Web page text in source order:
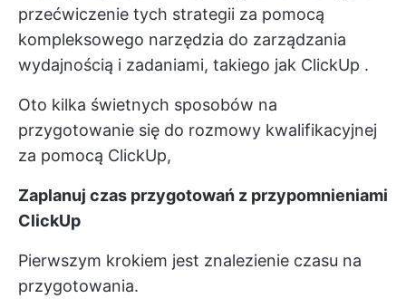
przećwiczenie tych strategii za pomocą
kompleksowego narzędzia do zarządzania
wydajnością i zadaniami, takiego jak ClickUp .
Oto kilka świetnych sposobów na
przygotowanie się do rozmowy kwalifikacyjnej
za pomocą ClickUp,
Zaplanuj czas przygotowań z przypomnieniami
ClickUp
Pierwszym krokiem jest znalezienie czasu na
przygotowania.